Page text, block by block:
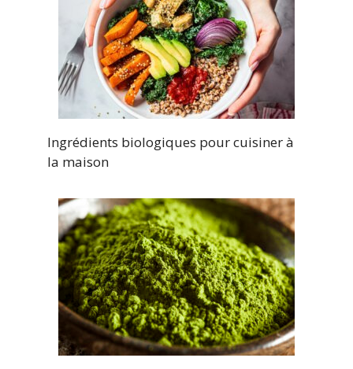
Ingrédients biologiques pour cuisiner à
la maison